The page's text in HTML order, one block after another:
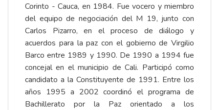
Corinto - Cauca, en 1984. Fue vocero y miembro
del equipo de negociación del M 19, junto con
Carlos Pizarro, en el proceso de diálogo y
acuerdos para la paz con el gobierno de Virgilio
Barco entre 1989 y 1990. De 1990 a 1994 fue
concejal en el municipio de Cali. Participó como
candidato a la Constituyente de 1991. Entre los
años 1995 a 2002 coordinó el programa de
Bachillerato por la Paz orientado a los